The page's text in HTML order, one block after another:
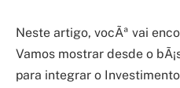
Neste artigo, vocÃª vai
Vamos mostrar desde o
para integrar o